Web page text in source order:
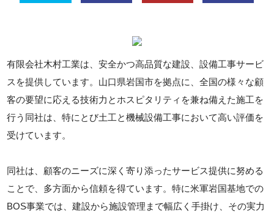
有限会社木村工業は、安全かつ高品質な建設、設備工事サービ
スを提供しています。山口県岩国市を拠点に、全国の様々な顧
客の要望に応える技術力とホスピタリティを兼ね備えた施工を
行う同社は、特にとび土工と機械設備工事において高い評価を
受けています。
同社は、顧客のニーズに深く寄り添ったサービス提供に努める
ことで、多方面から信頼を得ています。特に米軍岩国基地での
BOS事業では、建設から施設管理まで幅広く手掛け、その実力